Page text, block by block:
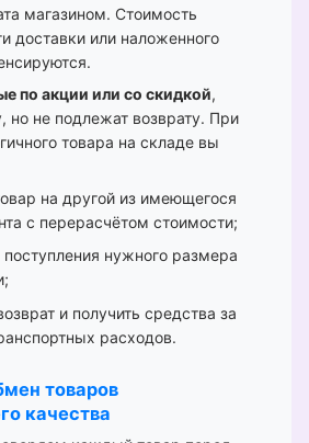
магазином. Стоимость
доставки или наложенного
по акции или со скидкой,
но не подлежат возврату. При
товара на складе вы
на другой из имеющегося
с перерасчётом стоимости;
нужного размера
и получить средства за
расходов.
товаров
качества